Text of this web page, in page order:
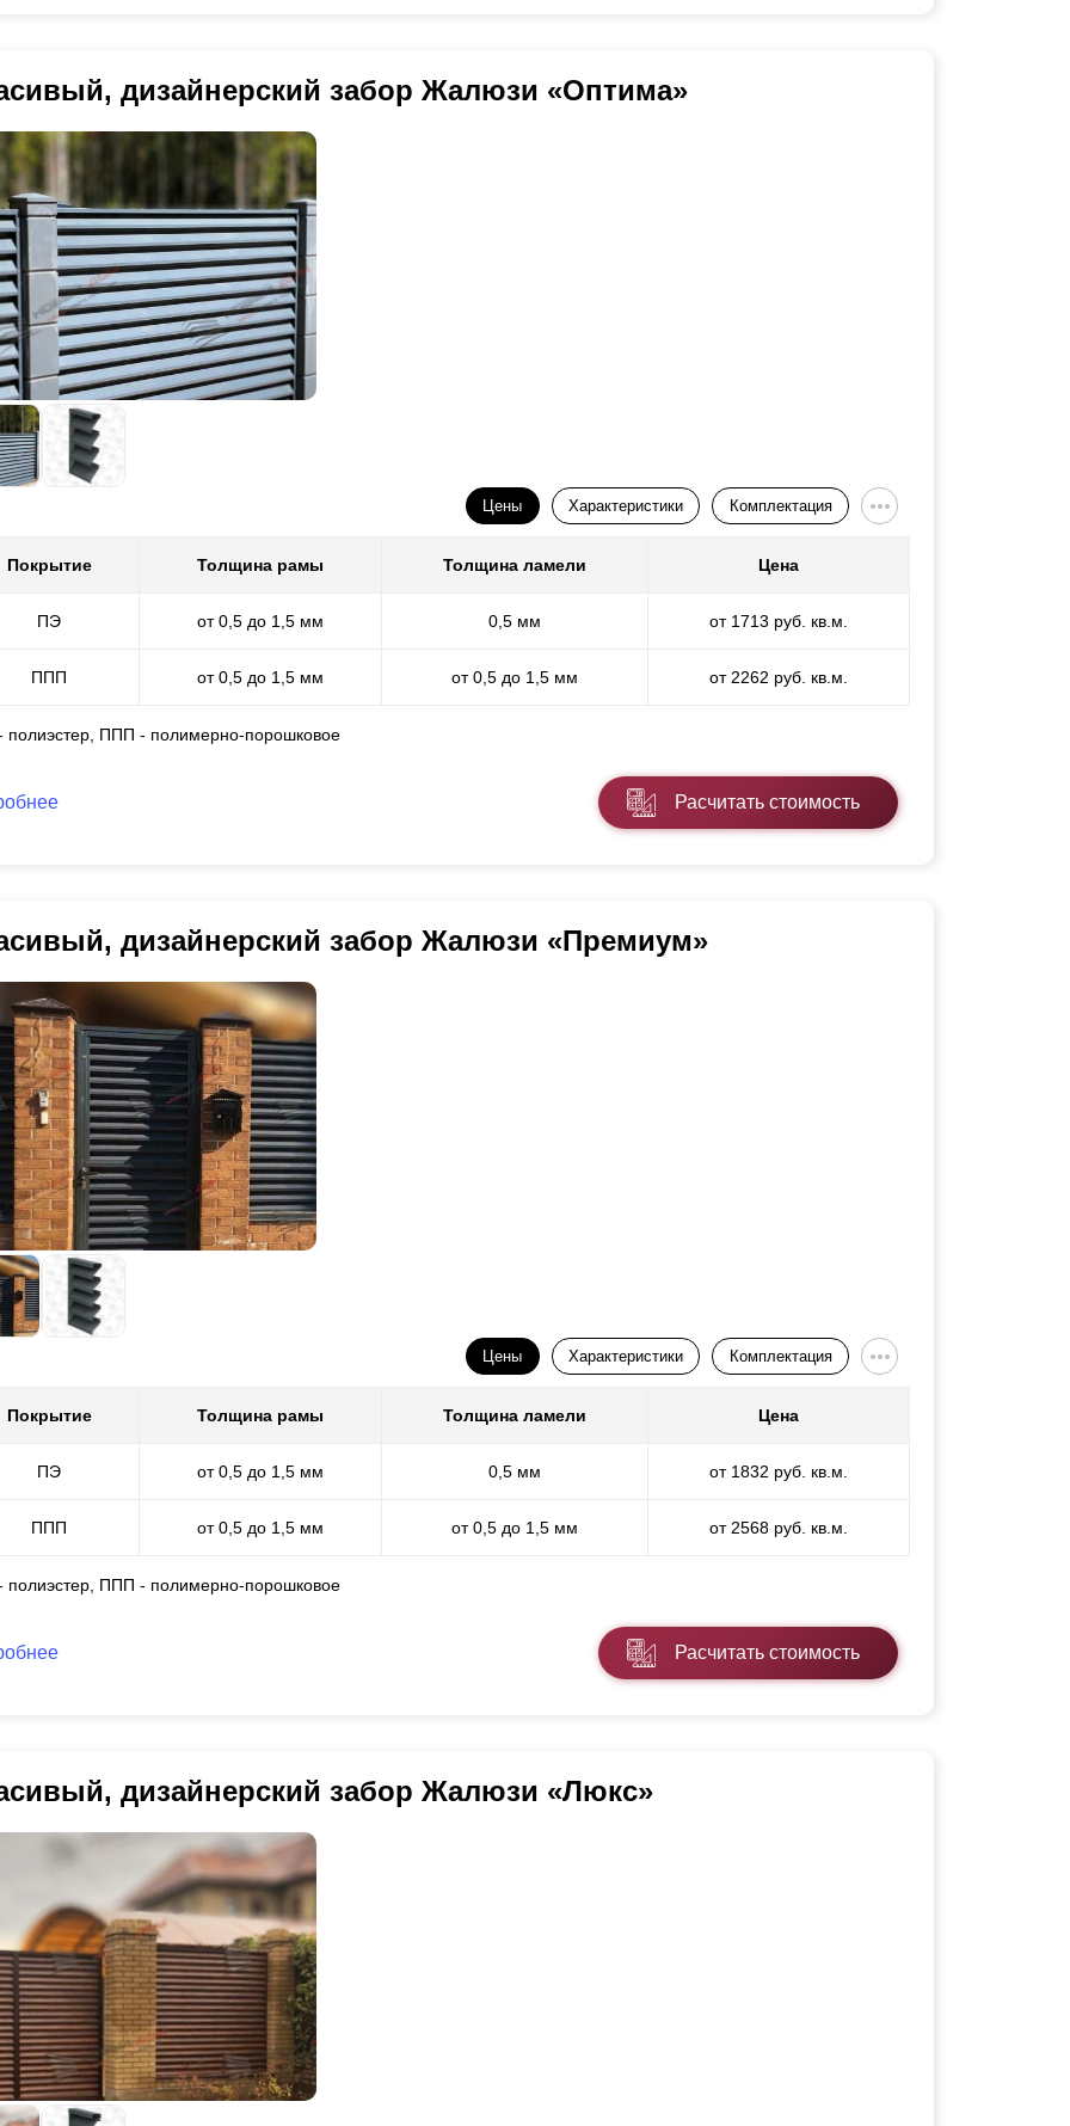
дизайнерский забор Жалюзи «Оптима»
Цены Характеристики Комплектация
Покрытие Толщина рамы Толщина ламели Цена
ПЭ от 0,5 до 1,5 мм 0,5 мм от 1713 руб. кв.м.
ППП от 0,5 до 1,5 мм от 0,5 до 1,5 мм от 2262 руб. кв.м.
полиэстер, ППП - полимерно-порошковое
Расчитать стоимость
дизайнерский забор Жалюзи «Премиум»
Цены Характеристики Комплектация
Покрытие Толщина рамы Толщина ламели Цена
ПЭ от 0,5 до 1,5 мм 0,5 мм от 1832 руб. кв.м.
ППП от 0,5 до 1,5 мм от 0,5 до 1,5 мм от 2568 руб. кв.м.
полиэстер, ППП - полимерно-порошковое
Расчитать стоимость
дизайнерский забор Жалюзи «Люкс»